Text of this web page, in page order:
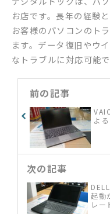
お店です。長年の経験
お客様のパソコンのト
ます。データ復旧やウ
なトラブルに対応可能で
前の記事
よ
次の記事
起動
レー